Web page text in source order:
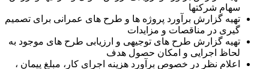
سهام شرکتها
تهیه گزارش برآورد پروژه ها و طرح های عمرانی برای تصمیم
گیری در مناقصات و مزایدات
تهیه گزارش طرح های توجیهی و ارزیابی طرح های موجود به
لحاظ اجرایی و امکان حصول هدف
اعلام نظر در خصوص برآورد هزینه اجرای کار، مبلغ پیمان ،